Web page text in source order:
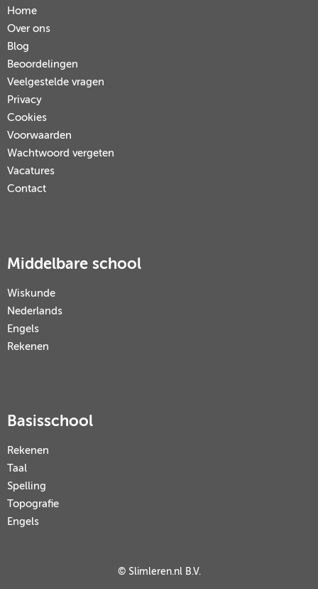
Home
Over ons
Blog
Beoordelingen
Veelgestelde vragen
Privacy
Cookies
Voorwaarden
Wachtwoord vergeten
Vacatures
Contact
Middelbare school
Wiskunde
Nederlands
Engels
Rekenen
Basisschool
Rekenen
Taal
Spelling
Topografie
Engels
© Slimleren.nl B.V.